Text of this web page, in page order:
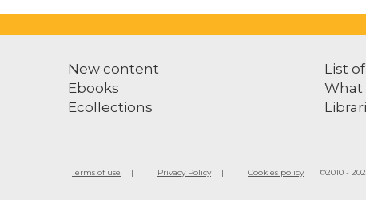
New content
Ebooks
Ecollections
List
What
Terms of use Privacy Policy Cookies policy ©2010 -